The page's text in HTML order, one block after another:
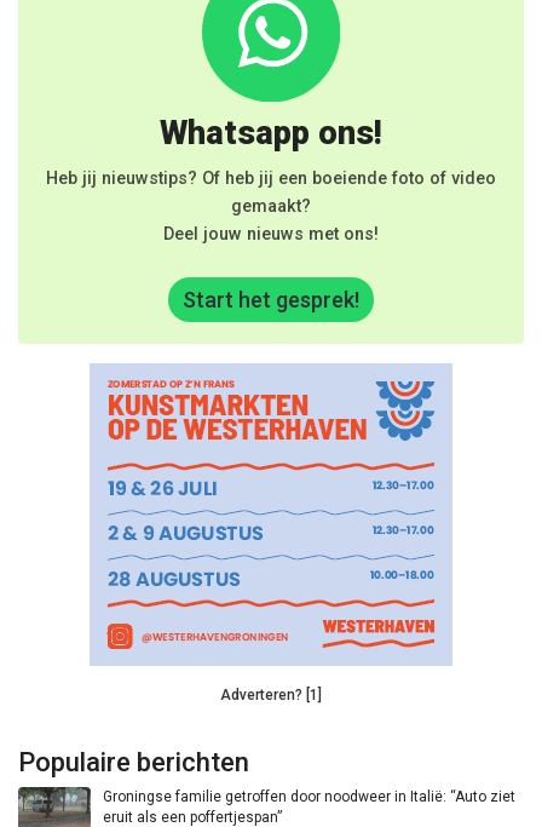
Whatsapp ons!
Heb jij nieuwstips? Of heb jij een boeiende foto of video
gemaakt?
Deel jouw nieuws met ons!
Start het gesprek!
Adverteren? [1]
Populaire berichten
Groningse familie getroffen door noodweer in Italië: “Auto ziet
eruit als een poffertjespan”